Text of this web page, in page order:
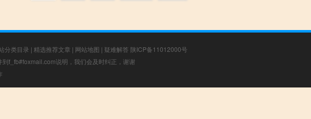
分类目录 | 精选推荐文章 | 网站地图 | 疑难解答 陕ICP备11012000号
f_fb#foxmail.com说明，我们会及时纠正，谢谢